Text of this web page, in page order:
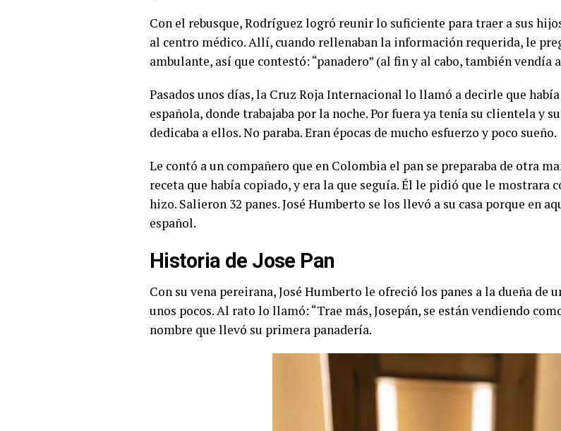
Con el rebusque, Rodríguez logró reunir lo suficiente para traer a sus
al centro médico. Allí, cuando rellenaban la información requerida, le
ambulante, así que contestó: “panadero” (al fin y al cabo, también vendía
Pasados unos días, la Cruz Roja Internacional lo llamó a decirle que
española, donde trabajaba por la noche. Por fuera ya tenía su clientela y
dedicaba a ellos. No paraba. Eran épocas de mucho esfuerzo y poco sueño.
Le contó a un compañero que en Colombia el pan se preparaba de otra
receta que había copiado, y era la que seguía. Él le pidió que le mostrara
hizo. Salieron 32 panes. José Humberto se los llevó a su casa porque en
español.
Historia de Jose Pan
Con su vena pereirana, José Humberto le ofreció los panes a la dueña
unos pocos. Al rato lo llamó: “Trae más, Josepán, se están vendiendo
nombre que llevó su primera panadería.